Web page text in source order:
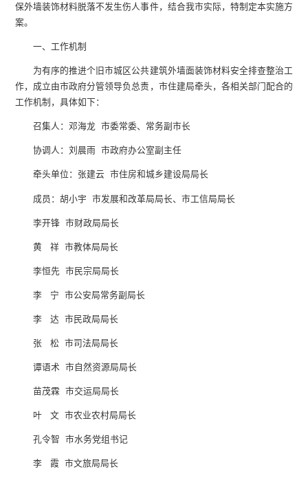
保外墙装饰材料脱落不发生伤人事件，结合我市实际，特制定本实施方
案。
一、工作机制
为有序的推进个旧市城区公共建筑外墙面装饰材料安全排查整治工
作，成立由市政府分管领导负总责，市住建局牵头，各相关部门配合的
工作机制，具体如下：
召集人：邓海龙 市委常委、常务副市长
协调人：刘晨雨 市政府办公室副主任
牵头单位：张建云 市住房和城乡建设局局长
成员：胡小宇 市发展和改革局局长、市工信局局长
李开锋 市财政局局长
黄 祥 市教体局局长
李恒先 市民宗局局长
李 宁 市公安局常务副局长
李 达 市民政局局长
张 松 市司法局局长
谭语术 市自然资源局局长
苗茂霖 市交运局局长
叶 文 市农业农村局局长
孔令智 市水务党组书记
李 霞 市文旅局局长